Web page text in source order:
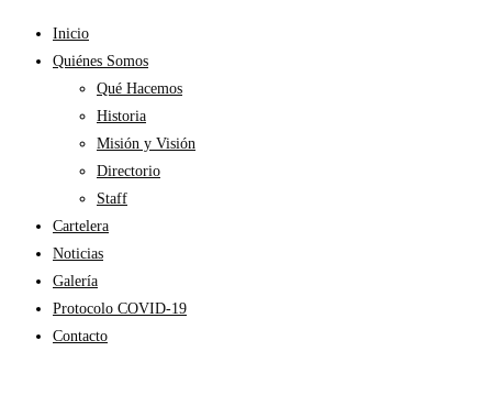
Inicio
Quiénes Somos
Qué Hacemos
Historia
Misión y Visión
Directorio
Staff
Cartelera
Noticias
Galería
Protocolo COVID-19
Contacto